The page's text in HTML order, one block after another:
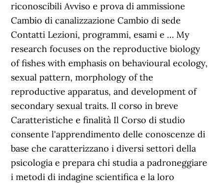
riconoscibili Avviso e prova di ammissione
Cambio di canalizzazione Cambio di sede
Contatti Lezioni, programmi, esami e … My
research focuses on the reproductive biology
of fishes with emphasis on behavioural ecology,
sexual pattern, morphology of the
reproductive apparatus, and development of
secondary sexual traits. Il corso in breve
Caratteristiche e finalità Il Corso di studio
consente l'apprendimento delle conoscenze di
base che caratterizzano i diversi settori della
psicologia e prepara chi studia a padroneggiare
i metodi di indagine scientifica e la loro